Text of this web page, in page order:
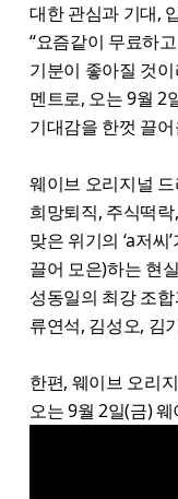
대한 관심과 기대,
“요즘같이 무료하
기분이 좋아질 것
멘트로, 오는 9월 2
기대감을 한껏 끌
웨이브 오리지널 드
희망퇴직, 주식떡
맞은 위기의 ‘a저
끌어 모은)하는 현
성동일의 최강 조
류연석, 김성오, 김
한편, 웨이브 오리
오는 9월 2일(금)